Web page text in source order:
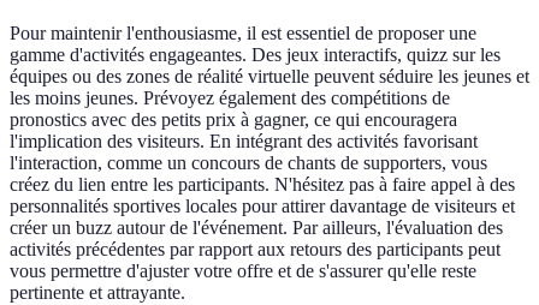
Pour maintenir l'enthousiasme, il est essentiel de proposer une
gamme d'activités engageantes. Des jeux interactifs, quizz sur les
équipes ou des zones de réalité virtuelle peuvent séduire les jeunes et
les moins jeunes. Prévoyez également des compétitions de
pronostics avec des petits prix à gagner, ce qui encouragera
l'implication des visiteurs. En intégrant des activités favorisant
l'interaction, comme un concours de chants de supporters, vous
créez du lien entre les participants. N'hésitez pas à faire appel à des
personnalités sportives locales pour attirer davantage de visiteurs et
créer un buzz autour de l'événement. Par ailleurs, l'évaluation des
activités précédentes par rapport aux retours des participants peut
vous permettre d'ajuster votre offre et de s'assurer qu'elle reste
pertinente et attrayante.